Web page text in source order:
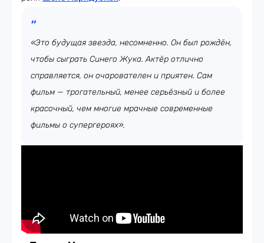
«Это будущая звезда, несомненно. Он был рождён,
чтобы сыграть Синего Жука. Актёр отлично
справляется, он очарователен и приятен. Сам
фильм — трогательный, менее серьёзный и более
красочный, чем многие мрачные современные
фильмы о супергероях».